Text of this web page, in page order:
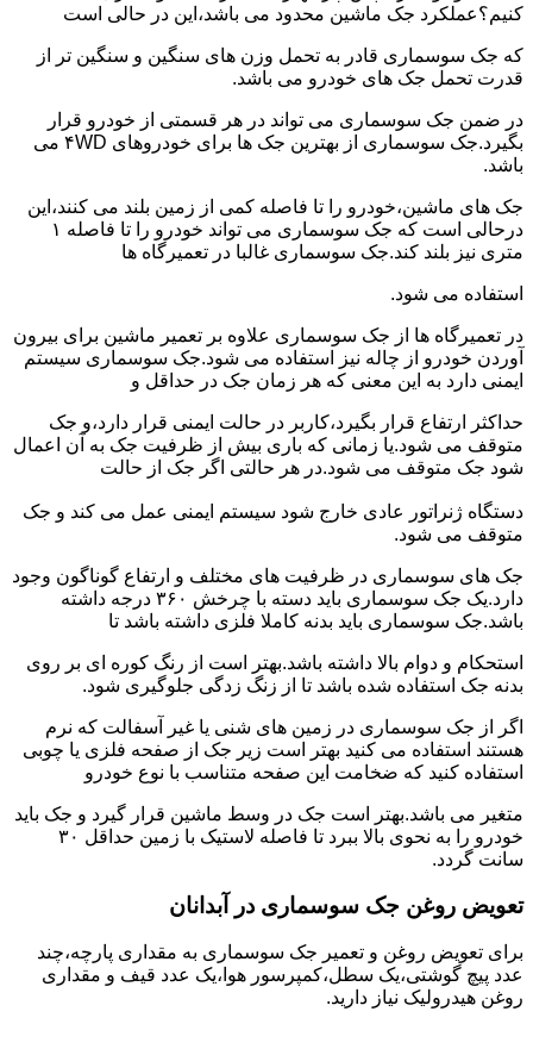
کنیم؟عملکرد جک ماشین محدود می باشد،این در حالی است
که جک سوسماری قادر به تحمل وزن های سنگین و سنگین تر از
قدرت تحمل جک های خودرو می باشد.
در ضمن جک سوسماری می تواند در هر قسمتی از خودرو قرار
بگیرد.جک سوسماری از بهترین جک ها برای خودروهای ۴WD می
باشد.
جک های ماشین،خودرو را تا فاصله کمی از زمین بلند می کنند،این
درحالی است که جک سوسماری می تواند خودرو را تا فاصله ۱
متری نیز بلند کند.جک سوسماری غالبا در تعمیرگاه ها
استفاده می شود.
در تعمیرگاه ها از جک سوسماری علاوه بر تعمیر ماشین برای بیرون
آوردن خودرو از چاله نیز استفاده می شود.جک سوسماری سیستم
ایمنی دارد به این معنی که هر زمان جک در حداقل و
حداکثر ارتفاع قرار بگیرد،کاربر در حالت ایمنی قرار دارد،و جک
متوقف می شود.یا زمانی که باری بیش از ظرفیت جک به آن اعمال
شود جک متوقف می شود.در هر حالتی اگر جک از حالت
دستگاه ژنراتور عادی خارج شود سیستم ایمنی عمل می کند و جک
متوقف می شود.
جک های سوسماری در ظرفیت های مختلف و ارتفاع گوناگون وجود
دارد.یک جک سوسماری باید دسته با چرخش ۳۶۰ درجه داشته
باشد.جک سوسماری باید بدنه کاملا فلزی داشته باشد تا
استحکام و دوام بالا داشته باشد.بهتر است از رنگ کوره ای بر روی
بدنه جک استفاده شده باشد تا از زنگ زدگی جلوگیری شود.
اگر از جک سوسماری در زمین های شنی یا غیر آسفالت که نرم
هستند استفاده می کنید بهتر است زیر جک از صفحه فلزی یا چوبی
استفاده کنید که ضخامت این صفحه متناسب با نوع خودرو
متغیر می باشد.بهتر است جک در وسط ماشین قرار گیرد و جک باید
خودرو را به نحوی بالا ببرد تا فاصله لاستیک با زمین حداقل ۳۰
سانت گردد.
تعویض روغن جک سوسماری در آبدانان
برای تعویض روغن و تعمیر جک سوسماری به مقداری پارچه،چند
عدد پیچ گوشتی،یک سطل،کمپرسور هوا،یک عدد قیف و مقداری
روغن هیدرولیک نیاز دارید.